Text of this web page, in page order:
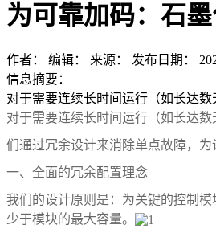
为可靠加码：石
作者： 编辑： 来源： 发布日期：
信息摘要：
对于需要连续长时间运行（如长达
对于需要连续长时间运行（如长达
们通过冗余设计来消除单点故障，
一、全面的冗余配置理念
我们的设计原则是：为关键的控制模
少于模块的最大容量。